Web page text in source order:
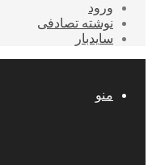
ورود
نوشته تصادفی
سایدبار
منو